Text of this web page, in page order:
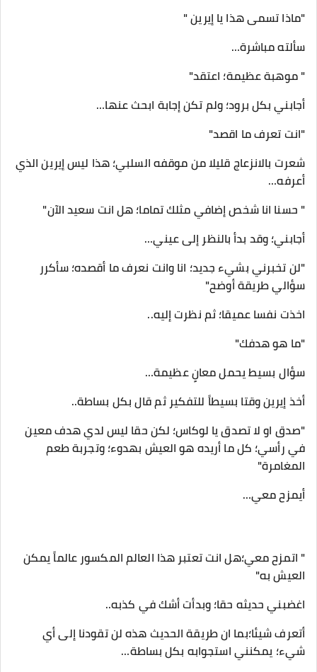
"ماذا تسمى هذا يا إيرين "
سألته مباشرة…
" موهبة عظيمة؛ اعتقد"
أجابني بكل برود؛ ولم تكن إجابة ابحث عنها…
"انت تعرف ما اقصد"
شعرت بالانزعاج قليلا من موقفه السلبي؛ هذا ليس إيرين الذي
أعرفه…
" حسنا انا شخص إضافي مثلك تماما؛ هل انت سعيد الآن"
أجابني؛ وقد بدأ بالنظر إلى عيني…
"لن تخبرني بشيء جديد؛ انا وانت نعرف ما أقصده؛ سأكرر
سؤالي طريقة أوضح"
اخذت نفسا عميقا؛ ثم نظرت إليه..
"ما هو هدفك"
سؤال بسيط يحمل معانِِ عظيمة…
أخذ إيرين وقتا بسيطاً للتفكير ثم قال بكل بساطة..
"صدق او لا تصدق يا لوكاس؛ لكن حقا ليس لدي هدف معين
في رأسي؛ كل ما أريده هو العيش بهدوء؛ وتجربة طعم
المغامرة"
أيمزح معي…
" اتمزح معي؛هل انت تعتبر هذا العالم المكسور عالماً يمكن
العيش به"
اغضبني حديثه حقا؛ وبدأت أشك في كذبه..
أتعرف شيئا؛بما ان طريقة الحديث هذه لن تقودنا إلى أي
شيء؛ يمكنني استجوابه بكل بساطة…